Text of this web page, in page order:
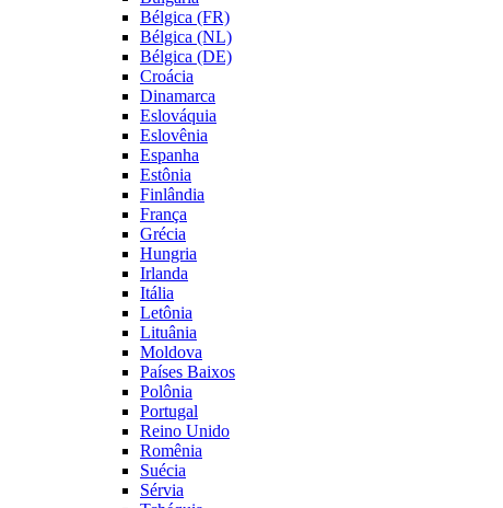
Bélgica (FR)
Bélgica (NL)
Bélgica (DE)
Croácia
Dinamarca
Eslováquia
Eslovênia
Espanha
Estônia
Finlândia
França
Grécia
Hungria
Irlanda
Itália
Letônia
Lituânia
Moldova
Países Baixos
Polônia
Portugal
Reino Unido
Romênia
Suécia
Sérvia